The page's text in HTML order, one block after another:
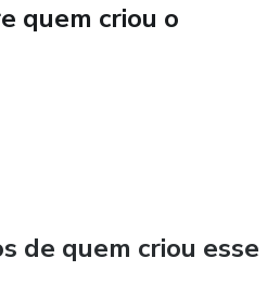
quem criou o
de quem criou esse